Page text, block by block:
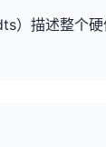
）描述整个